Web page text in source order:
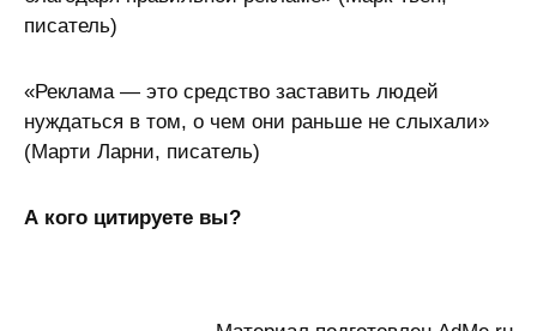
писатель)
«Реклама — это средство заставить людей
нуждаться в том, о чем они раньше не слыхали»
(Марти Ларни, писатель)
А кого цитируете вы?